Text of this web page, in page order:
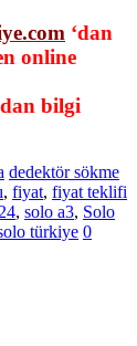
‘dan
online
bilgi
dedektör sökme
, fiyat, fiyat teklifi
, solo a3, Solo
türkiye 0